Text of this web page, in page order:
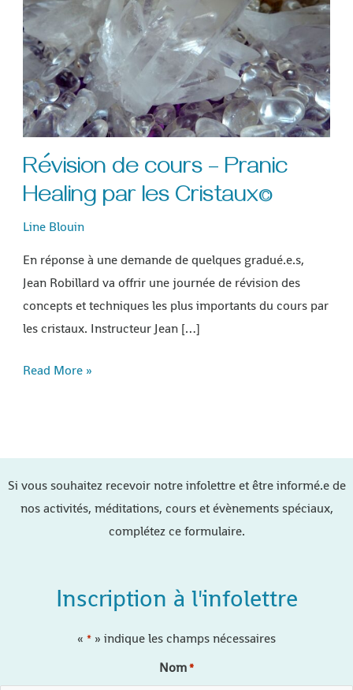
Révision de cours – Pranic
Healing par les Cristaux©
Line Blouin
En réponse à une demande de quelques gradué.e.s,
Jean Robillard va offrir une journée de révision des
concepts et techniques les plus importants du cours par
les cristaux. Instructeur Jean […]
Pranic
Healing
par
les
Cristaux©
Read More »
Si vous souhaitez recevoir notre infolettre et être informé.e de
nos activités, méditations, cours et évènements spéciaux,
complétez ce formulaire.
Inscription à l'infolettre
« * » indique les champs nécessaires
Nom*